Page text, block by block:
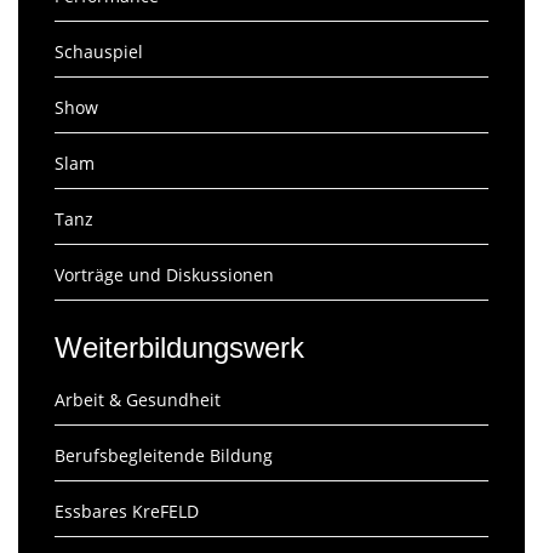
Schauspiel
Show
Slam
Tanz
Vorträge und Diskussionen
Weiterbildungswerk
Arbeit & Gesundheit
Berufsbegleitende Bildung
Essbares KreFELD